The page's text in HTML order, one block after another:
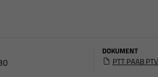
DOKUMENT
PTT PAAB